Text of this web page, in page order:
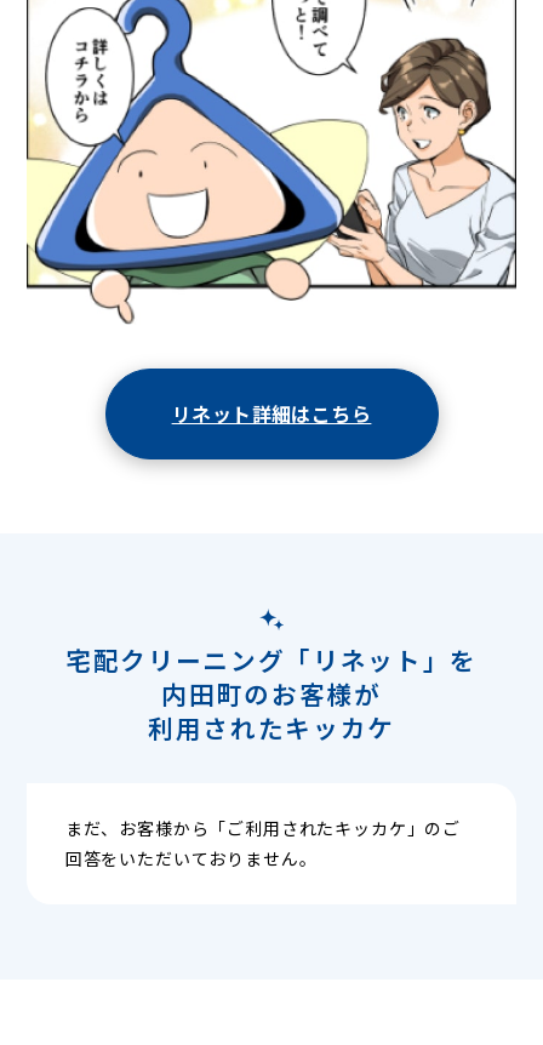
リネット詳細はこちら
宅配クリーニング「リネット」を
内田町のお客様が
利用されたキッカケ
まだ、お客様から「ご利用されたキッカケ」のご
回答をいただいておりません。